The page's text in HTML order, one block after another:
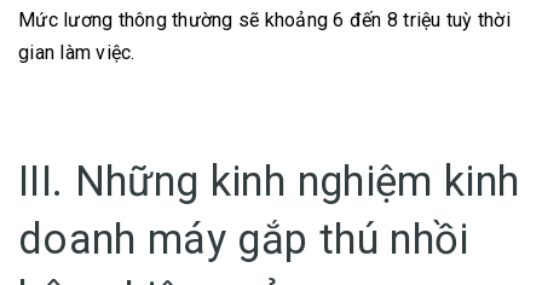
Mức lương thông thường sẽ khoảng 6 đến 8 triệu tuỳ thời
gian làm việc.
III. Những kinh nghiệm kinh
doanh máy gắp thú nhồi